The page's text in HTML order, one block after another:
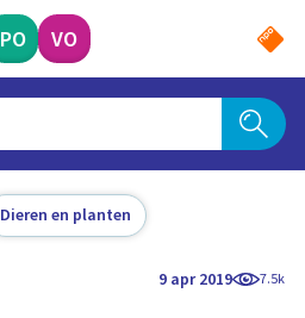
PO VO
Dieren en planten
9 apr 2019 7.5k